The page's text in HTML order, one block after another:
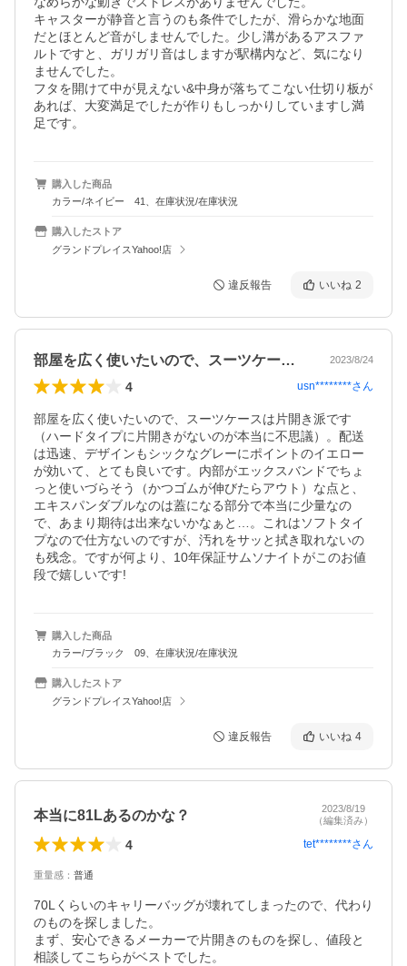
キャスターが静音と言うのも条件でしたが、滑らかな地面
だとほとんど音がしませんでした。少し溝があるアスファ
ルトですと、ガリガリ音はしますが駅構内など、気になり
ませんでした。
フタを開けて中が見えない&中身が落ちてこない仕切り板が
あれば、大変満足でしたが作りもしっかりしていますし満
購入した商品
カラー/ネイビー 41、在庫状況/在庫状況
購入したストア
グランドプレイスYahoo!店
違反報告 いいね 2
部屋を広く使いたいので、スーツケースは… 2023/8/24
4 usn********さん
部屋を広く使いたいので、スーツケースは片開き派です
（ハードタイプに片開きがないのが本当に不思議）。配送
は迅速、デザインもシックなグレーにポイントのイエロー
が効いて、とても良いです。内部がエックスバンドでちょ
っと使いづらそう（かつゴムが伸びたらアウト）な点と、
エキスパンダブルなのは蓋になる部分で本当に少量なの
で、あまり期待は出来ないかなぁと…。これはソフトタイ
プなので仕方ないのですが、汚れをサッと拭き取れないの
も残念。ですが何より、10年保証サムソナイトがこのお値
段で嬉しいです!
購入した商品
カラー/ブラック 09、在庫状況/在庫状況
購入したストア
グランドプレイスYahoo!店
違反報告 いいね 4
本当に81Lあるのかな？
2023/8/19
（編集済み）
4 tet********さん
重量感 ： 普通
70Lくらいのキャリーバッグが壊れてしまったので、代わり
のものを探しました。
まず、安心できるメーカーで片開きのものを探し、値段と
相談してこちらがベストでした。